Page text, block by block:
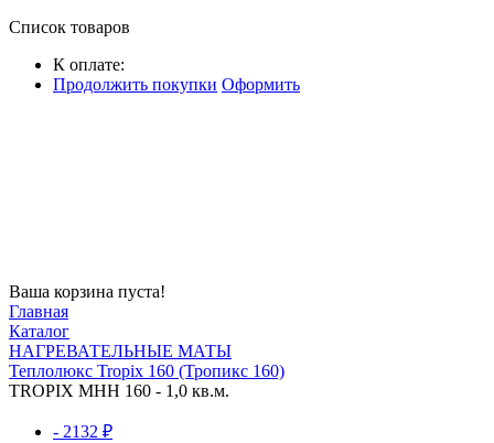
Список товаров
К оплате:
Продолжить покупки Оформить
Ваша корзина пуста!
Главная
Каталог
НАГРЕВАТЕЛЬНЫЕ МАТЫ
Теплолюкс Tropix 160 (Тропикс 160)
TROPIX МНН 160 - 1,0 кв.м.
- 2132 ₽